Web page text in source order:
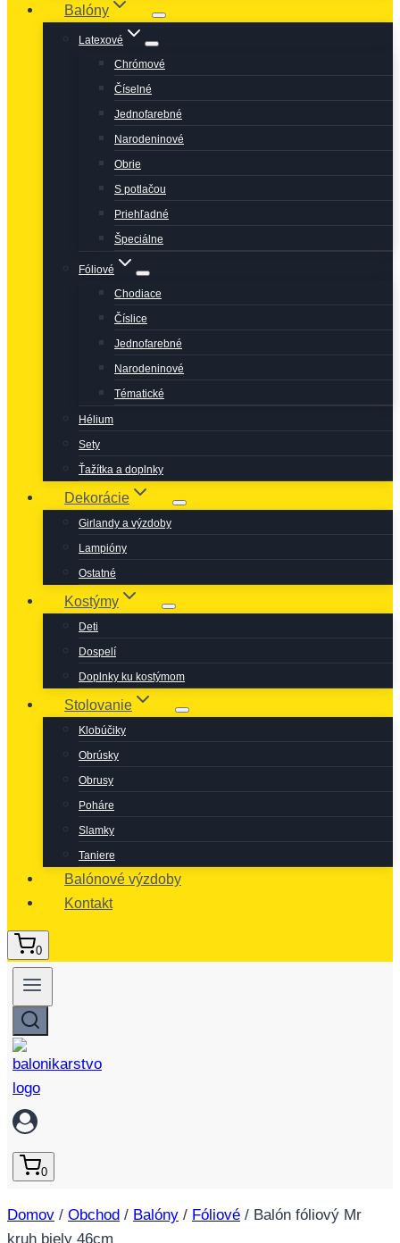
Balóny
Latexové
Chrómové
Číselné
Jednofarebné
Narodeninové
Obrie
S potlačou
Priehľadné
Špeciálne
Fóliové
Chodiace
Číslice
Jednofarebné
Narodeninové
Tématické
Hélium
Sety
Ťažítka a doplnky
Dekorácie
Girlandy a výzdoby
Lampióny
Ostatné
Kostýmy
Deti
Dospelí
Doplnky ku kostýmom
Stolovanie
Klobúčiky
Obrúsky
Obrusy
Poháre
Slamky
Taniere
Balónové výzdoby
Kontakt
0
0
Domov / Obchod / Balóny / Fóliové / Balón fóliový Mr
kruh biely 46cm